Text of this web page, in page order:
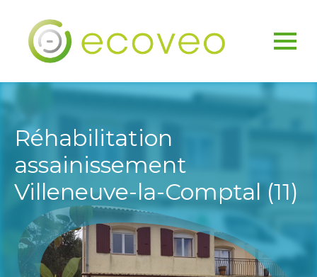
Réhabilitation
assainissement
Villeneuve-la-Comptal (11)